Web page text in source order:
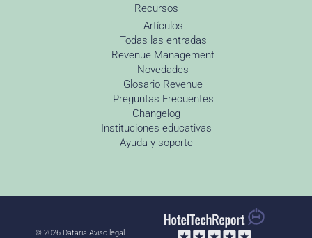
Recursos
Artículos
Todas las entradas
Revenue Management
Novedades
Glosario Revenue
Preguntas Frecuentes
Changelog
Instituciones educativas
Ayuda y soporte
© 2026 Dataria·Aviso legal